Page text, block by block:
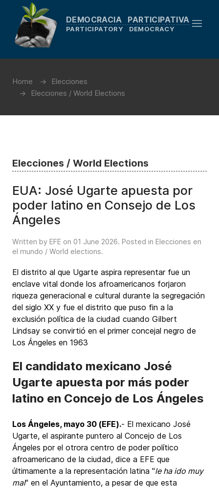
DEMOCRACIA PARTICIPATIVA
PARTICIPATORY DEMOCRACY
Home
Elecciones
Elecciones / World Elections
Elecciones / World Elections
EUA: José Ugarte apuesta por
poder latino en Consejo de Los
Ángeles
Written by EFE on 01 June 2026. Posted in Elecciones en
el mundo / World elections.
El distrito al que Ugarte aspira representar fue un
enclave vital donde los afroamericanos forjaron
riqueza generacional e cultural durante la segregación
del siglo XX y fue el distrito que puso fin a la
exclusión política de la ciudad cuando Gilbert
Lindsay se convirtió en el primer concejal negro de
Los Ángeles en 1963
El candidato mexicano José
Ugarte apuesta por más poder
latino en Concejo de Los Ángeles
Los Ángeles, mayo 30 (EFE).- El mexicano José
Ugarte, el aspirante puntero al Concejo de Los
Ángeles por el otrora centro de poder político
afroamericano de la ciudad, dice a EFE que
últimamente a la representación latina "le ha ido muy
mal" en el Ayuntamiento, a pesar de que esta